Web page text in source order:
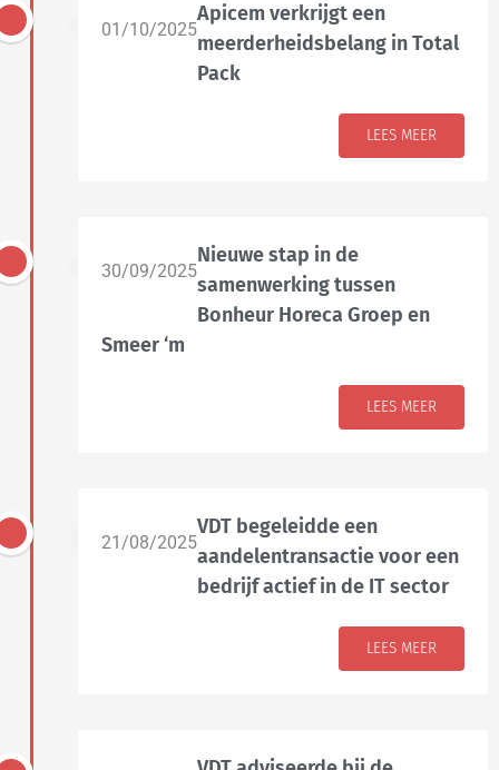
01/10/2025
Apicem verkrijgt een
meerderheidsbelang in Total
Pack
LEES MEER
30/09/2025
Nieuwe stap in de
samenwerking tussen
Bonheur Horeca Groep en
Smeer ‘m
LEES MEER
21/08/2025
VDT begeleidde een
aandelentransactie voor een
bedrijf actief in de IT sector
LEES MEER